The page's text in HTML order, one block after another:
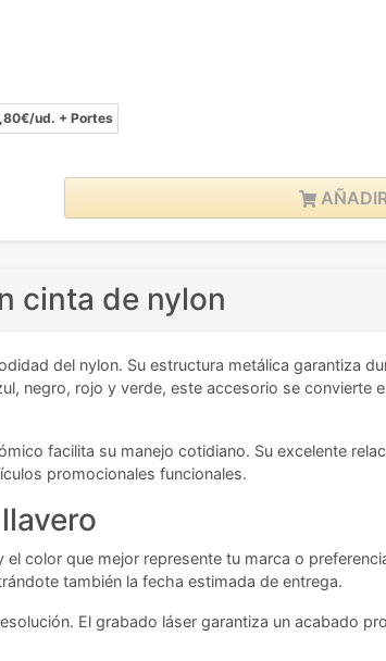
ud. + Portes
cinta de nylon
del nylon. Su estructura metálica garantiza
negro, rojo y verde, este accesorio se convierte
facilita su manejo cotidiano. Su excelente
promocionales funcionales.
color que mejor represente tu marca o
también la fecha estimada de entrega.
El grabado láser garantiza un acabado